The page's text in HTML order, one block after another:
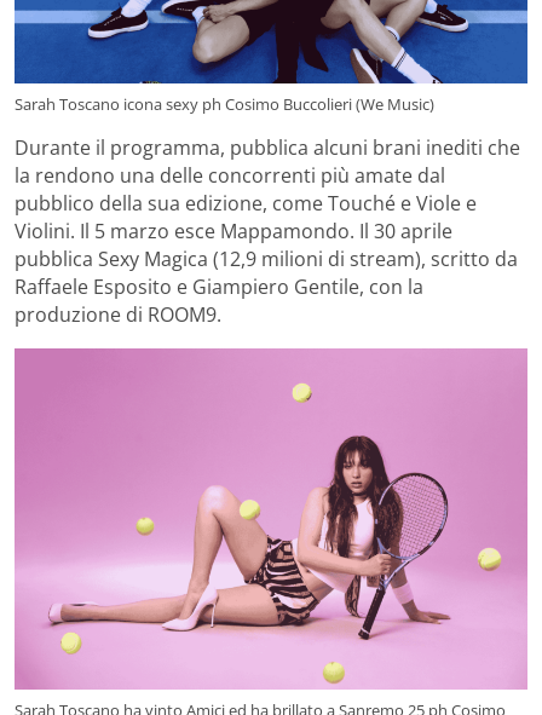
Sarah Toscano icona sexy ph Cosimo Buccolieri (We Music)
Durante il programma, pubblica alcuni brani inediti che
la rendono una delle concorrenti più amate dal
pubblico della sua edizione, come Touché e Viole e
Violini. Il 5 marzo esce Mappamondo. Il 30 aprile
pubblica Sexy Magica (12,9 milioni di stream), scritto da
Raffaele Esposito e Giampiero Gentile, con la
produzione di ROOM9.
Sarah Toscano ha vinto Amici ed ha brillato a Sanremo 25 ph Cosimo